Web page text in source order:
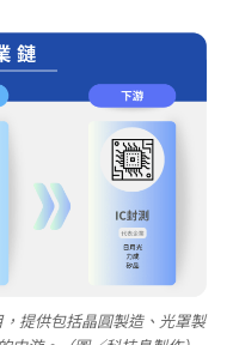
提供包括晶圓製造、光罩製